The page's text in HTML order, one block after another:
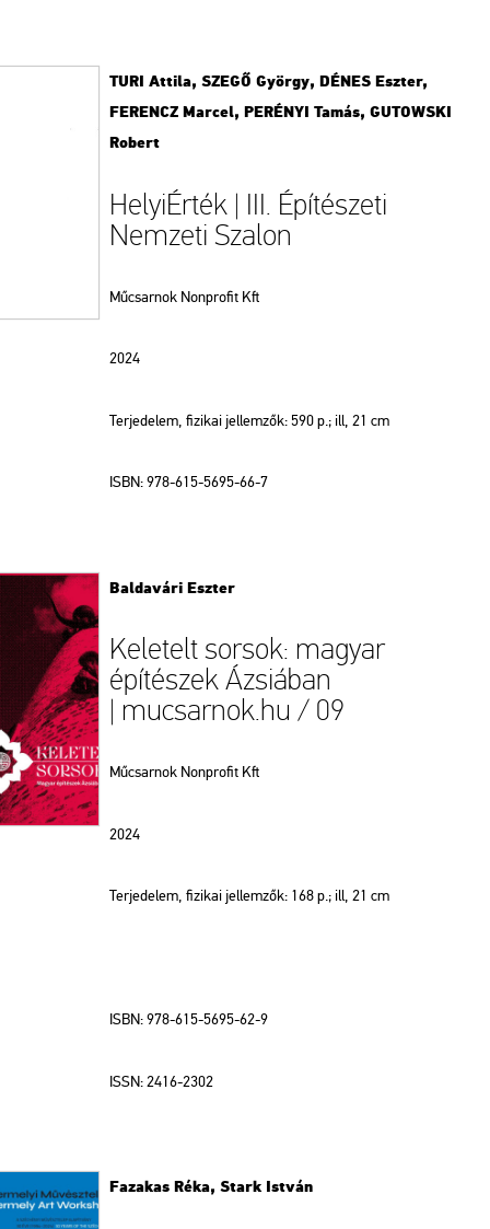
TURI Attila, SZEGŐ György, DÉNES Eszter,
FERENCZ Marcel, PERÉNYI Tamás, GUTOWSKI
Robert
HelyiÉrték | III. Építészeti
Nemzeti Szalon
Műcsarnok Nonprofit Kft
2024
Terjedelem, fizikai jellemzők: 590 p.; ill, 21 cm
ISBN: 978-615-5695-66-7
Baldavári Eszter
Keletelt sorsok: magyar
építészek Ázsiában
| mucsarnok.hu / 09
Műcsarnok Nonprofit Kft
2024
Terjedelem, fizikai jellemzők: 168 p.; ill, 21 cm
ISBN: 978-615-5695-62-9
ISSN: 2416-2302
Fazakas Réka, Stark István